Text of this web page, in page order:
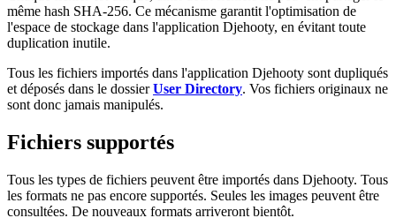
même hash SHA-256. Ce mécanisme garantit l'optimisation de
l'espace de stockage dans l'application Djehooty, en évitant toute
duplication inutile.
Tous les fichiers importés dans l'application Djehooty sont dupliqués
et déposés dans le dossierUser Directory. Vos fichiers originaux ne
sont donc jamais manipulés.
Fichiers supportés
Tous les types de fichiers peuvent être importés dans Djehooty. Tous
les formats ne pas encore supportés. Seules les images peuvent être
consultées. De nouveaux formats arriveront bientôt.